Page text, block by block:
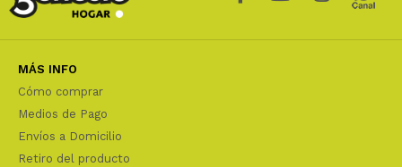
MÁS INFO
Cómo comprar
Medios de Pago
Envíos a Domicilio
Retiro del producto